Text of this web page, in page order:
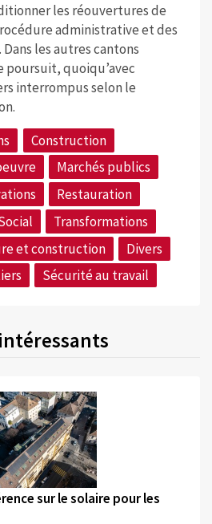
les réouvertures de
administrative et des
les autres cantons
poursuit, quoiqu’avec
interrompus selon le
Construction
Marchés publics
Restauration
Transformations
et construction
Divers
Sécurité au travail
sur le solaire pour les